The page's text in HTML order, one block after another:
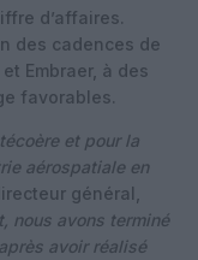
d’affaires.
des cadences de
Embraer, à des
favorables.
et pour la
aérospatiale en
général,
nous avons terminé
avoir réalisé